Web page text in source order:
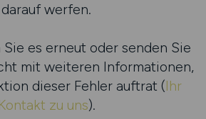
darauf werfen.
es erneut oder senden Sie
mit weiteren Informationen,
dieser Fehler auftrat (Ihr
Kontakt zu uns).